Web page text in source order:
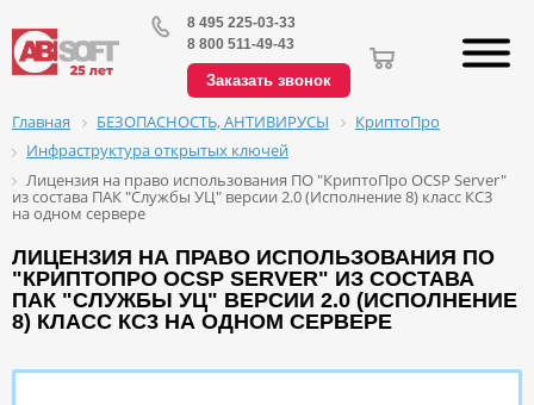
8 495 225-03-33
8 800 511-49-43
Заказать звонок
Главная БЕЗОПАСНОСТЬ, АНТИВИРУСЫ
КриптоПро
Инфраструктура открытых ключей
Лицензия на право использования ПО "КриптоПро OCSP Server"
из состава ПАК "Службы УЦ" версии 2.0 (Исполнение 8) класс КС3
на одном сервере
ЛИЦЕНЗИЯ НА ПРАВО ИСПОЛЬЗОВАНИЯ ПО
"КРИПТОПРО OCSP SERVER" ИЗ СОСТАВА
ПАК "СЛУЖБЫ УЦ" ВЕРСИИ 2.0 (ИСПОЛНЕНИЕ
8) КЛАСС КС3 НА ОДНОМ СЕРВЕРЕ